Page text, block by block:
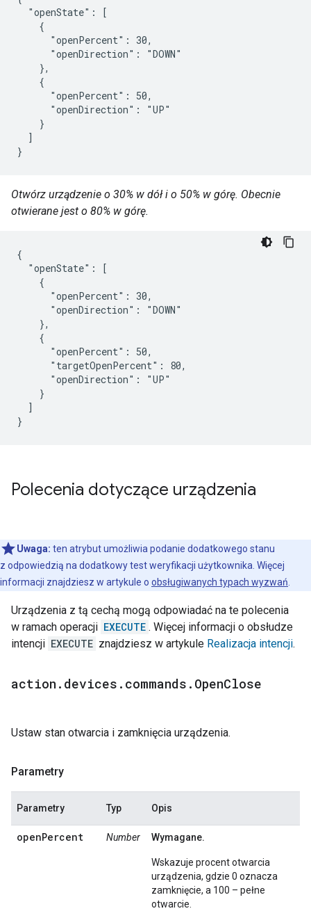
  "openState": [
    {
      "openPercent": 30,
      "openDirection": "DOWN"
    },
    {
      "openPercent": 50,
      "openDirection": "UP"
    }
  ]
}
Otwórz urządzenie o 30% w dół i o 50% w górę. Obecnie
otwierane jest o 80% w górę.
{
  "openState": [
    {
      "openPercent": 30,
      "openDirection": "DOWN"
    },
    {
      "openPercent": 50,
      "targetOpenPercent": 80,
      "openDirection": "UP"
    }
  ]
}
Polecenia dotyczące urządzenia
Uwaga: ten atrybut umożliwia podanie dodatkowego stanu
z odpowiedzią na dodatkowy test weryfikacji użytkownika. Więcej
informacji znajdziesz w artykule o obsługiwanych typach wyzwań
Urządzenia z tą cechą mogą odpowiadać na te polecenia
w ramach operacji EXECUTE . Więcej informacji o obsłudze
intencji EXECUTE znajdziesz w artykule Realizacja intencji.
action . devices . commands . OpenClose
Ustaw stan otwarcia i zamknięcia urządzenia.
Parametry
Parametry Typ Opis
openPercent Number Wymagane.
Wskazuje procent otwarcia
urządzenia, gdzie 0 oznacza
zamknięcie, a 100 – pełne
otwarcie.